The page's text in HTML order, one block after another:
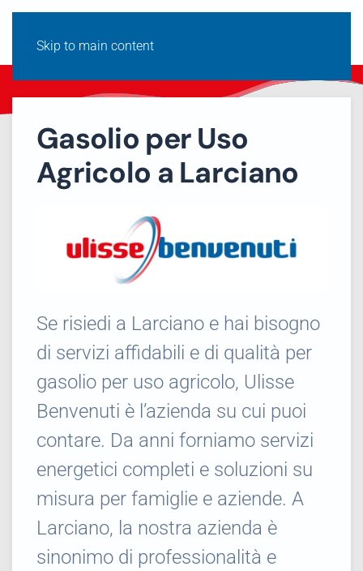
Skip to main content
Gasolio per Uso
Agricolo a Larciano
Se risiedi a Larciano e hai bisogno
di servizi affidabili e di qualità per
gasolio per uso agricolo, Ulisse
Benvenuti è l’azienda su cui puoi
contare. Da anni forniamo servizi
energetici completi e soluzioni su
misura per famiglie e aziende. A
Larciano, la nostra azienda è
sinonimo di professionalità e